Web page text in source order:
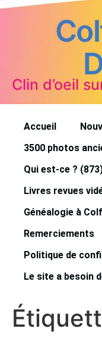
Clin d’oeil
Accueil
3500 photos
Qui est-ce ?
Livres revues
Généalogie à
Remerciements
Politique de
Le site a besoin